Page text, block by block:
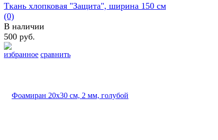
избранное сравнить
Ткань хлопковая "Защита", ширина 150 см
(0)
В наличии
500 руб.